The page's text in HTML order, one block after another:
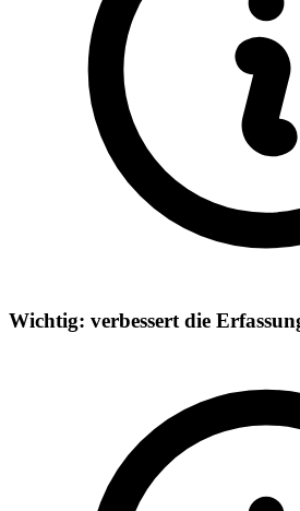
Wichtig: verbessert die